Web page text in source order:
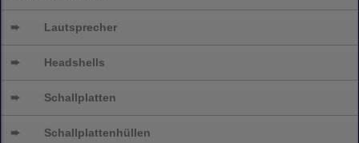
➨ Lautsprecher
➨ Headshells
➨ Schallplatten
➨ Schallplattenhüllen